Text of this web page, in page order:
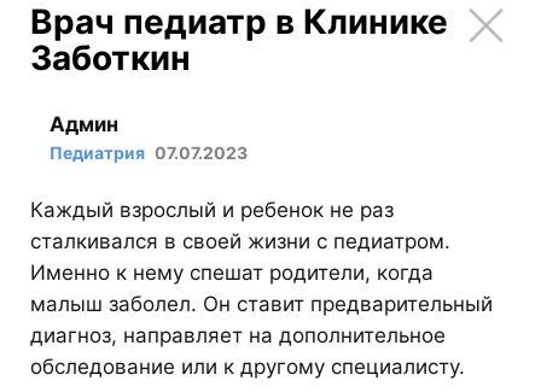
Врач педиатр в Клинике
Заботкин
Админ
Педиатрия 07.07.2023
Каждый взрослый и ребенок не раз
сталкивался в своей жизни с педиатром.
Именно к нему спешат родители, когда
малыш заболел. Он ставит предварительный
диагноз, направляет на дополнительное
обследование или к другому специалисту.